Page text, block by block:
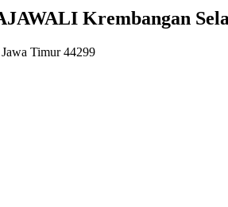
Krembangan
Timur 44299